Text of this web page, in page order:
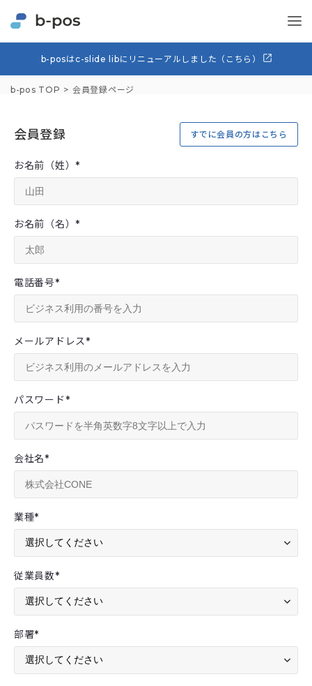
b-posはc-slide libにリニューアルしました（こちら）
b-pos TOP 会員登録ページ
会員登録 すでに会員の方はこちら
お名前（姓）*
お名前（名）*
電話番号*
メールアドレス*
パスワード*
会社名*
業種*
従業員数*
部署*